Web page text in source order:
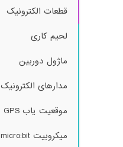
قطعات الکترونیک
لحیم کاری
ماژول دوربین
مدارهای الکترونیک
موقعیت یاب GPS
میکروبیت micro:bit